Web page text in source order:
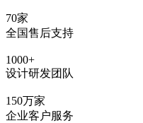
70家
全国售后支持
1000+
设计研发团队
150万家
企业客户服务